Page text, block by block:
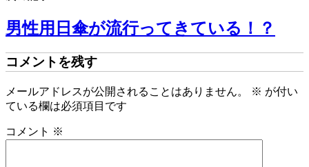
男性用日傘が流行ってきている！？
コメントを残す
メールアドレスが公開されることはありません。 ※ が付い
ている欄は必須項目です
コメント ※